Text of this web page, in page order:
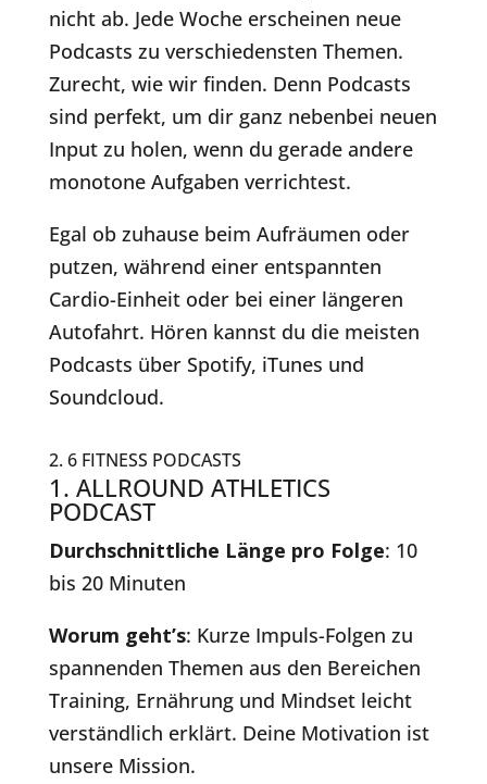
nicht ab. Jede Woche erscheinen neue
Podcasts zu verschiedensten Themen.
Zurecht, wie wir finden. Denn Podcasts
sind perfekt, um dir ganz nebenbei neuen
Input zu holen, wenn du gerade andere
monotone Aufgaben verrichtest.
Egal ob zuhause beim Aufräumen oder
putzen, während einer entspannten
Cardio-Einheit oder bei einer längeren
Autofahrt. Hören kannst du die meisten
Podcasts über Spotify, iTunes und
Soundcloud.
2. 6 FITNESS PODCASTS
1. ALLROUND ATHLETICS
PODCAST
Durchschnittliche Länge pro Folge: 10
bis 20 Minuten
Worum geht’s: Kurze Impuls-Folgen zu
spannenden Themen aus den Bereichen
Training, Ernährung und Mindset leicht
verständlich erklärt. Deine Motivation ist
unsere Mission.